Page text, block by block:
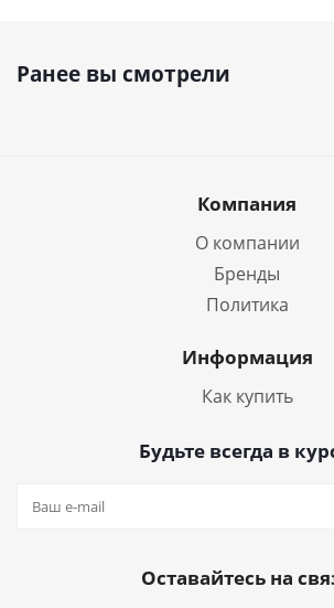
Ранее вы смотрели
Компания
О компании
Бренды
Политика
Информация
Как купить
Будьте всегда в
Оставайтесь на